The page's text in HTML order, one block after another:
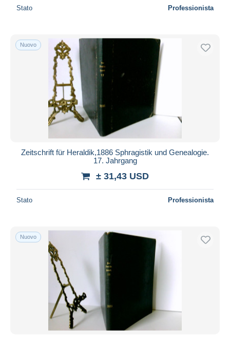
Residenza del venditore
Stato Professionista
Nuovo
Zeitschrift für Heraldik,1886 Sphragistik und Genealogie.
17. Jahrgang
± 31,43 USD
Stato Professionista
Nuovo